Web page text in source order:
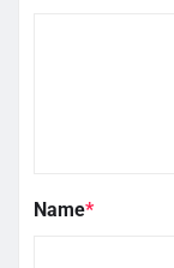
Name*